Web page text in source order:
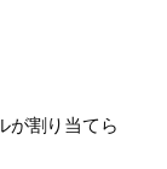
が割り当てら